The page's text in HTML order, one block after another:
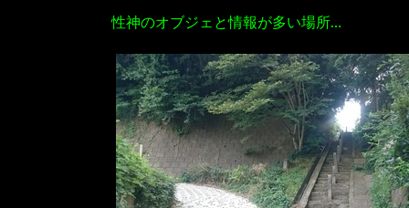
性神のオブジェと情報が多い場所…